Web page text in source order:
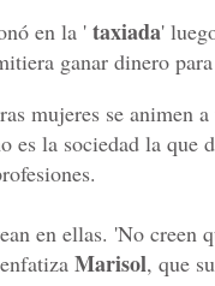
en la ' taxiada'
ganar dinero
mujeres se animen
es la sociedad la que
en ellas. 'No creen
Marisol, que